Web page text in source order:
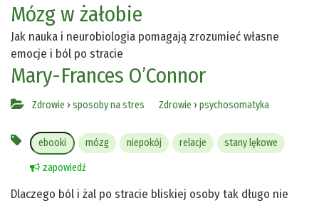
Mózg w żałobie
Jak nauka i neurobiologia pomagają zrozumieć własne
emocje i ból po stracie
Mary-Frances O’Connor
Zdrowie › sposoby na stres Zdrowie › psychosomatyka
ebooki mózg niepokój relacje stany lękowe
zapowiedź
Dlaczego ból i żal po stracie bliskiej osoby tak długo nie